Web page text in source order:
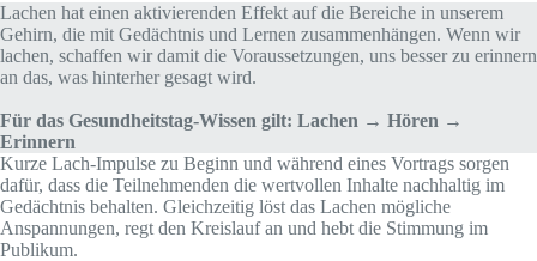
Lachen hat einen aktivierenden Effekt auf die Bereiche in unserem
Gehirn, die mit Gedächtnis und Lernen zusammenhängen. Wenn wir
lachen, schaffen wir damit die Voraussetzungen, uns besser zu erinnern
an das, was hinterher gesagt wird.
Für das Gesundheitstag-Wissen gilt: Lachen → Hören →
Erinnern
Kurze Lach-Impulse zu Beginn und während eines Vortrags sorgen
dafür, dass die Teilnehmenden die wertvollen Inhalte nachhaltig im
Gedächtnis behalten. Gleichzeitig löst das Lachen mögliche
Anspannungen, regt den Kreislauf an und hebt die Stimmung im
Publikum.